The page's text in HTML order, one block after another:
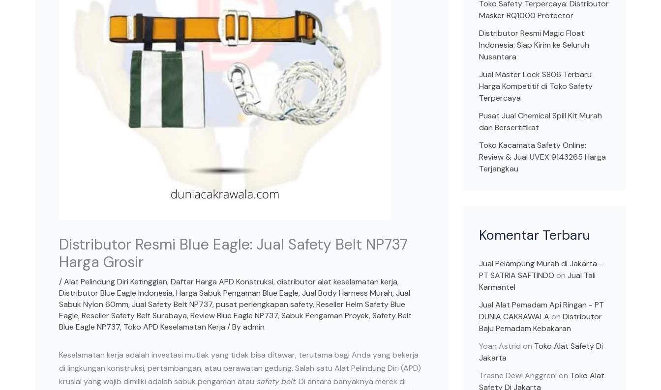
Distributor Resmi Blue Eagle: Jual Safety Belt NP737
Harga Grosir
/Alat Pelindung Diri Ketinggian,Daftar Harga APD Konstruksi,distributor alat keselamatan kerja,
Distributor Blue Eagle Indonesia,Harga Sabuk Pengaman Blue Eagle,Jual Body Harness Murah,Jual
Sabuk Nylon 60mm,Jual Safety Belt NP737,pusat perlengkapan safety,Reseller Helm Safety Blue
Eagle,Reseller Safety Belt Surabaya,Review Blue Eagle NP737,Sabuk Pengaman Proyek,Safety Belt
Blue Eagle NP737, Toko APD Keselamatan Kerja / Byadmin
Keselamatan kerja adalah investasi mutlak yang tidak bisa ditawar, terutama bagi Anda yang bekerja
di lingkungan konstruksi, pertambangan, atau perawatan gedung. Salah satu Alat Pelindung Diri (APD)
krusial yang wajib dimiliki adalah sabuk pengaman atau safety belt. Di antara banyaknya merek di
Toko Safety Terpercaya: Distributor
Masker RQ1000 Protector
Distributor Resmi Magic Float
Indonesia: Siap Kirim ke Seluruh
Nusantara
Jual Master Lock S806 Terbaru
Harga Kompetitif di Toko Safety
Terpercaya
Pusat Jual Chemical Spill Kit Murah
dan Bersertifikat
Toko Kacamata Safety Online:
Review & Jual UVEX 9143265 Harga
Terjangkau
Komentar Terbaru
Jual Pelampung Murah di Jakarta -
PT SATRIA SAFTINDO on Jual Tali
Karmantel
Jual Alat Pemadam Api Ringan - PT
DUNIA CAKRAWALA on Distributor
Baju Pemadam Kebakaran
Yoan Astrid on Toko Alat Safety Di
Jakarta
Trasne Dewi Anggreni on Toko Alat
Safety Di Jakarta